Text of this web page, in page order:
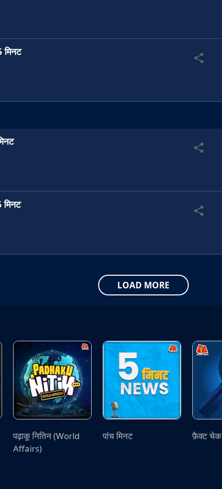
मिनट
LOAD MORE
पढ़ाकू नितिन (World
Affairs)
पांच मिनट फ़ैक्ट चेक